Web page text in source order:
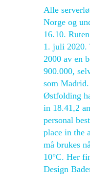
Alle
Norge og
16.10.
1. juli 2020.
2000 av en
900.000,
som
Østfolding
in 18.41,2
personal
place in the
må brukes
10°C. Her
Design